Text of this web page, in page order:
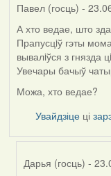
Павел (госць) -
А хто ведае, што
Прапусцiў гэты
вывалiўся з гнязда
Увечары бачыў
Можа, хто ведае?
Увайдзіце ці
Дарья (госць) -